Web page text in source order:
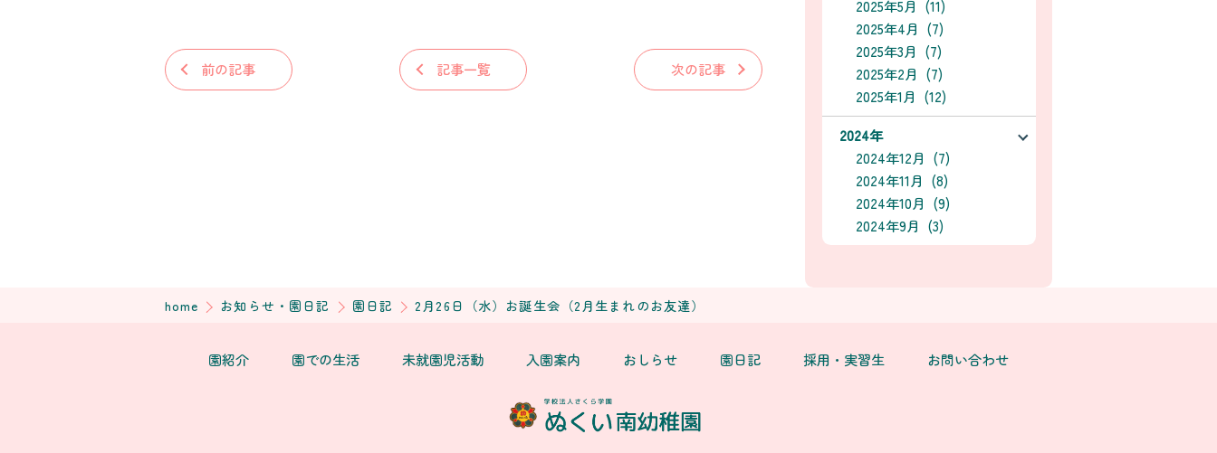
前の記事 記事一覧 次の記事
2025年5月 (11)
2025年4月 (7)
2025年3月 (7)
2025年2月 (7)
2025年1月 (12)
2024年
2024年12月 (7)
2024年11月 (8)
2024年10月 (9)
2024年9月 (3)
home お知らせ・園日記 園日記 2月26日（水）お誕生会（2月生まれのお友達）
園紹介 園での生活 未就園児活動 入園案内 おしらせ 園日記 採用・実習生 お問い合わせ